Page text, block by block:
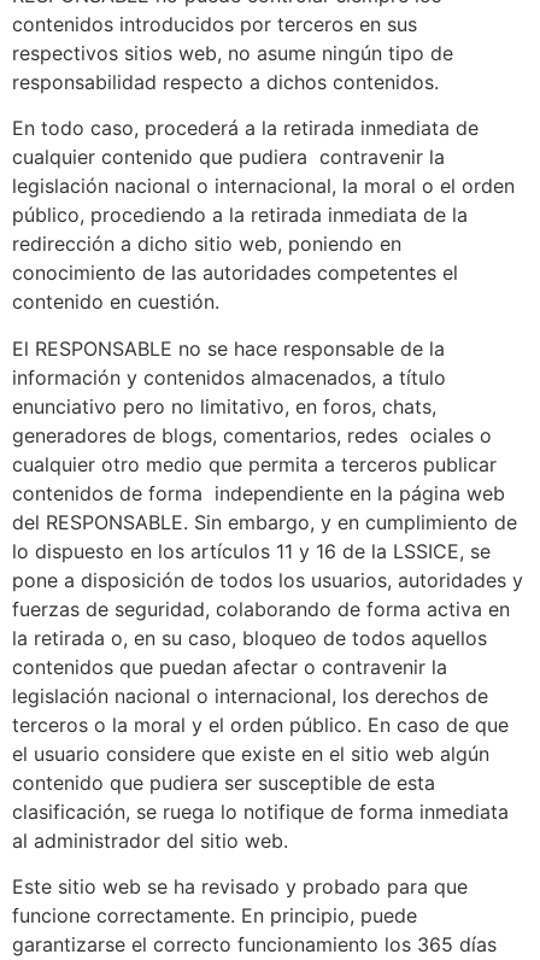
contenidos introducidos por terceros en sus
respectivos sitios web, no asume ningún tipo de
responsabilidad respecto a dichos contenidos.
En todo caso, procederá a la retirada inmediata de
cualquier contenido que pudiera contravenir la
legislación nacional o internacional, la moral o el orden
público, procediendo a la retirada inmediata de la
redirección a dicho sitio web, poniendo en
conocimiento de las autoridades competentes el
contenido en cuestión.
El RESPONSABLE no se hace responsable de la
información y contenidos almacenados, a título
enunciativo pero no limitativo, en foros, chats,
generadores de blogs, comentarios, redes ociales o
cualquier otro medio que permita a terceros publicar
contenidos de forma independiente en la página web
del RESPONSABLE. Sin embargo, y en cumplimiento de
lo dispuesto en los artículos 11 y 16 de la LSSICE, se
pone a disposición de todos los usuarios, autoridades y
fuerzas de seguridad, colaborando de forma activa en
la retirada o, en su caso, bloqueo de todos aquellos
contenidos que puedan afectar o contravenir la
legislación nacional o internacional, los derechos de
terceros o la moral y el orden público. En caso de que
el usuario considere que existe en el sitio web algún
contenido que pudiera ser susceptible de esta
clasificación, se ruega lo notifique de forma inmediata
al administrador del sitio web.
Este sitio web se ha revisado y probado para que
funcione correctamente. En principio, puede
garantizarse el correcto funcionamiento los 365 días